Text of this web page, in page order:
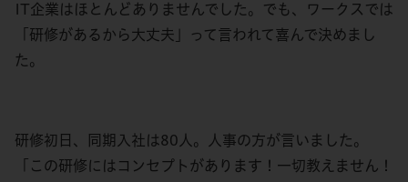
IT企業はほとんどありませんでした。でも、ワークスでは
「研修があるから大丈夫」って言われて喜んで決めまし
た。
研修初日、同期入社は80人。人事の方が言いました。
「この研修にはコンセプトがあります！一切教えません！